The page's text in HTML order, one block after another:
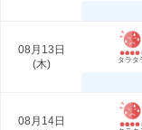
08月13日
(木) タラタ
08月14日